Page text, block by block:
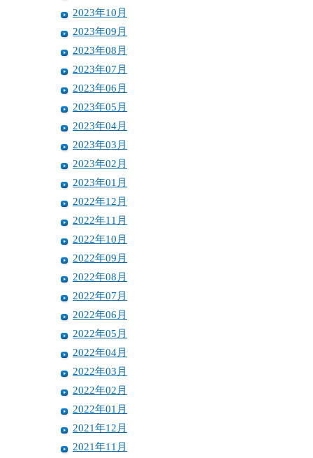
2023年10月
2023年09月
2023年08月
2023年07月
2023年06月
2023年05月
2023年04月
2023年03月
2023年02月
2023年01月
2022年12月
2022年11月
2022年10月
2022年09月
2022年08月
2022年07月
2022年06月
2022年05月
2022年04月
2022年03月
2022年02月
2022年01月
2021年12月
2021年11月